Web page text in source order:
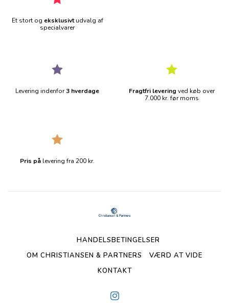
Et stort og eksklusivtudvalg af
specialvarer
Levering indenfor3 hverdage Fragtfri levering ved køb over
7.000 kr. før moms
Pris på levering fra 200 kr.
HANDELSBETINGELSER
OM CHRISTIANSEN & PARTNERS
VÆRD AT VIDE
KONTAKT